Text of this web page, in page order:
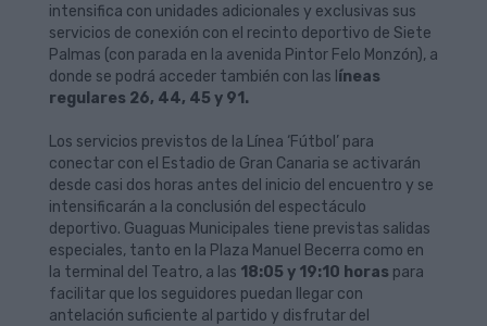
intensifica con unidades adicionales y exclusivas sus
servicios de conexión con el recinto deportivo de Siete
Palmas (con parada en la avenida Pintor Felo Monzón), a
donde se podrá acceder también con las l íneas
regulares 26, 44, 45 y 91.
Los servicios previstos de la Línea ‘Fútbol’ para
conectar con el Estadio de Gran Canaria se activarán
desde casi dos horas antes del inicio del encuentro y se
intensificarán a la conclusión del espectáculo
deportivo. Guaguas Municipales tiene previstas salidas
especiales, tanto en la Plaza Manuel Becerra como en
la terminal del Teatro, a las 18:05 y 19:10 horas para
facilitar que los seguidores puedan llegar con
antelación suficiente al partido y disfrutar del